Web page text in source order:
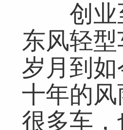
创业至
东风轻
岁月到
十年的
很多车